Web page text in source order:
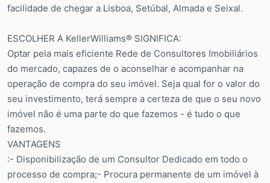
facilidade de chegar a Lisboa, Setúbal, Almada e Seixal.
ESCOLHER A KellerWilliams® SIGNIFICA:
Optar pela mais eficiente Rede de Consultores Imobiliários
do mercado, capazes de o aconselhar e acompanhar na
operação de compra do seu imóvel. Seja qual for o valor do
seu investimento, terá sempre a certeza de que o seu novo
imóvel não é uma parte do que fazemos - é tudo o que
fazemos.
VANTAGENS
:- Disponibilização de um Consultor Dedicado em todo o
processo de compra;- Procura permanente de um imóvel à